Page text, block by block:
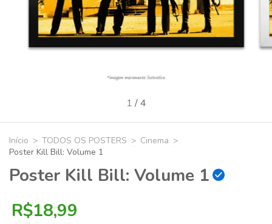
1 /4
Início > TODOS OS POSTERS > Cinema >
Poster Kill Bill: Volume 1
Poster Kill Bill: Volume 1
R$18,99